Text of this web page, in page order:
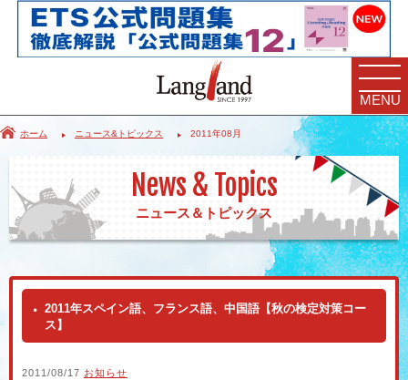
MENU
ホーム ニュース&トピックス 2011年08月
News & Topics
ニュース＆トピックス
2011年スペイン語、フランス語、中国語【秋の検定対策コー
ス】
2011/08/17 お知らせ